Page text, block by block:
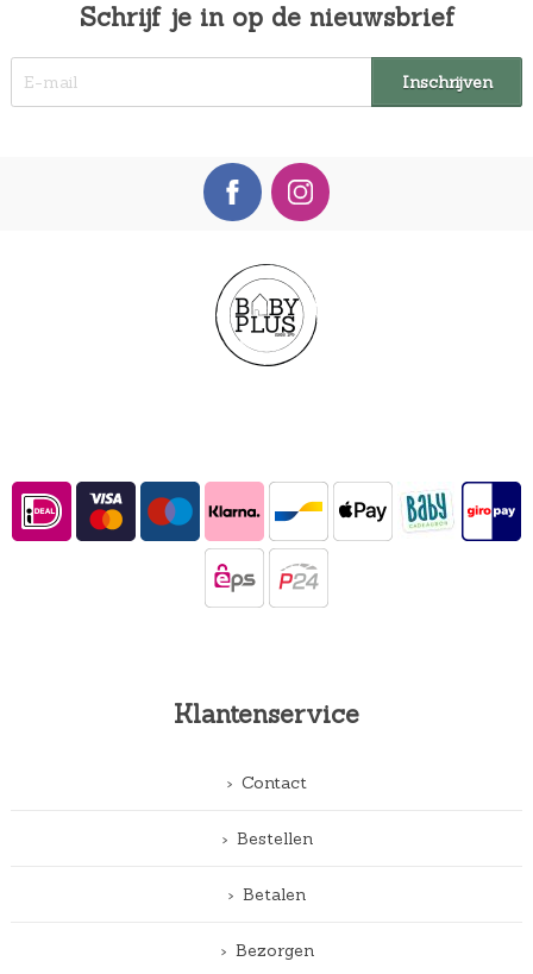
Schrijf je in op de nieuwsbrief
Klantenservice
Contact
Bestellen
Betalen
Bezorgen